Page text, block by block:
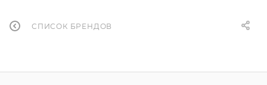
СПИСОК БРЕНДОВ